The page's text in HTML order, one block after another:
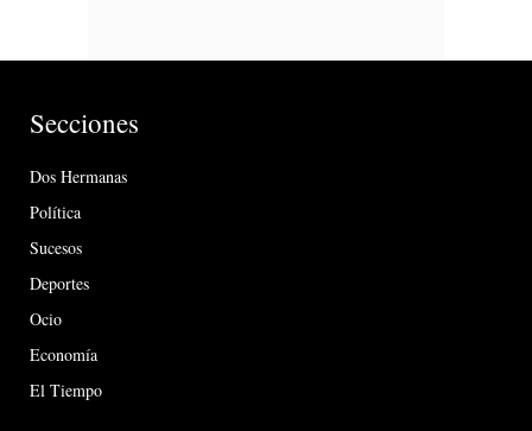
Secciones
Dos Hermanas
Política
Sucesos
Deportes
Ocio
Economía
El Tiempo